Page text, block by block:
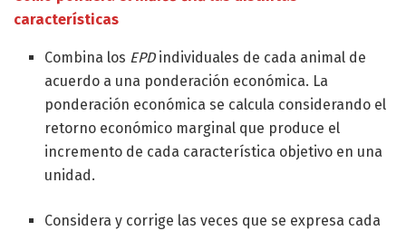
características
Combina los EPDindividuales de cada animal de
acuerdo a una ponderación económica. La
ponderación económica se calcula considerando el
retorno económico marginal que produce el
incremento de cada característica objetivo en una
unidad.
Considera y corrige las veces que se expresa cada